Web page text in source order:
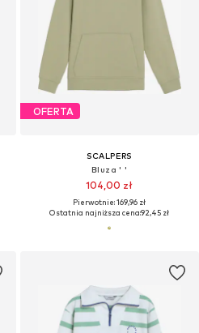
OFERTA
SCALPERS
Bluza ' '
104,00 zł
Pierwotnie: 169,96 zł
Ostatnia najniższa cena:92,45 zł